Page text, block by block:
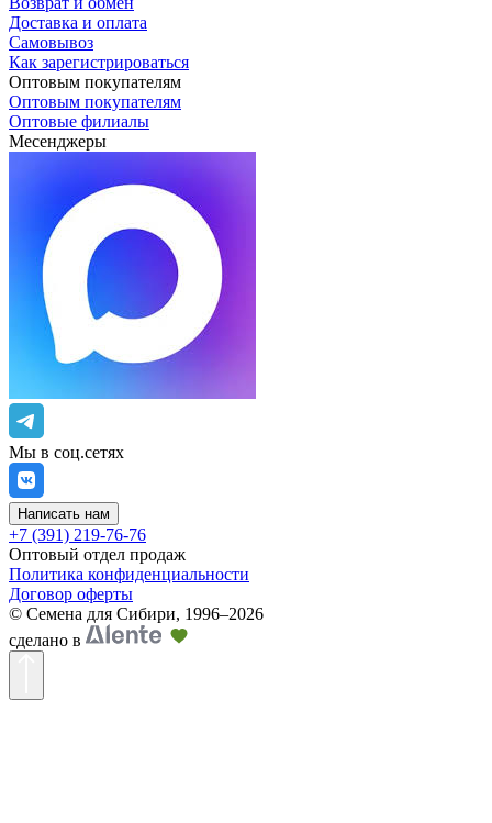
Доставка и оплата
Самовывоз
Как зарегистрироваться
Оптовым покупателям
Оптовым покупателям
Оптовые филиалы
Месенджеры
Мы в соц.сетях
Написать нам
+7 (391) 219-76-76
Оптовый отдел продаж
Политика конфиденциальности
Договор оферты
© Семена для Сибири, 1996–2026
сделано в